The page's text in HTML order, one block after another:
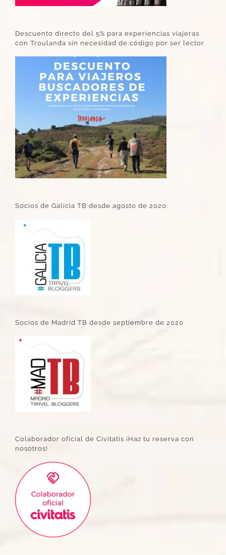
Descuento directo del 5% para experiencias viajeras
con Troulanda sin necesidad de código por ser lector
Socios de Galicia TB desde agosto de 2020
Socios de Madrid TB desde septiembre de 2020
Colaborador oficial de Civitatis ¡Haz tu reserva con
nosotros!